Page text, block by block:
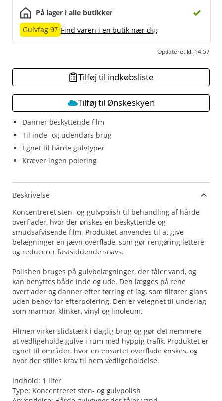
Danner beskyttende film
Til inde- og udendørs brug
Egnet til hårde gulvtyper
Kræver ingen polering
På lager i alle butikker
Gulvfag 97 Find varen i en butik nær dig
Opdateret kl. 14.57
Tilføj til indkøbsliste
Tilføj til Ønskeskyen
Beskrivelse
Koncentreret sten- og gulvpolish til behandling af hårde
overflader, hvor der ønskes en beskyttende og
smudsafvisende film. Produktet anvendes til at give
belægninger en jævn overflade, som gør rengøring lettere
og reducerer fastsiddende snavs.
Polishen bruges på gulvbelægninger, der tåler vand, og
kan benyttes både inde og ude. Den lægges på rene
overflader og danner efter tørring et lag, som tilfører glans
uden behov for efterpolering. Den er velegnet til underlag
som marmor, klinker, vinyl og linoleum.
Filmen virker slidstærk i daglig brug og gør det nemmere
at vedligeholde gulve i rum med hyppig trafik. Produktet er
egnet til områder, hvor en ensartet overflade ønskes, og
hvor der stilles krav til nem vedligeholdelse.
Indhold: 1 liter
Type: Koncentreret sten- og gulvpolish